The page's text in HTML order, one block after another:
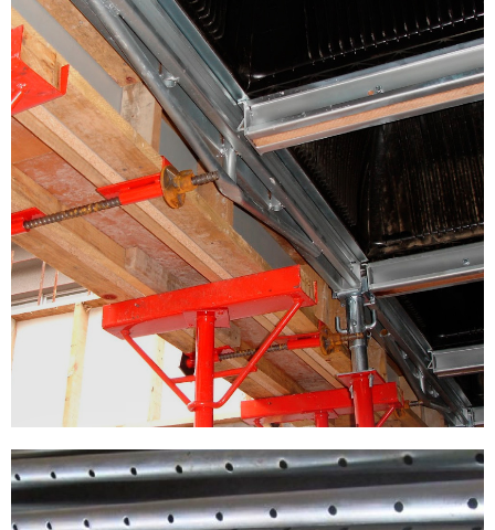
Adquira toda a linha da
Interforma com as
vantagens do cartão
BNDES.
saiba mais